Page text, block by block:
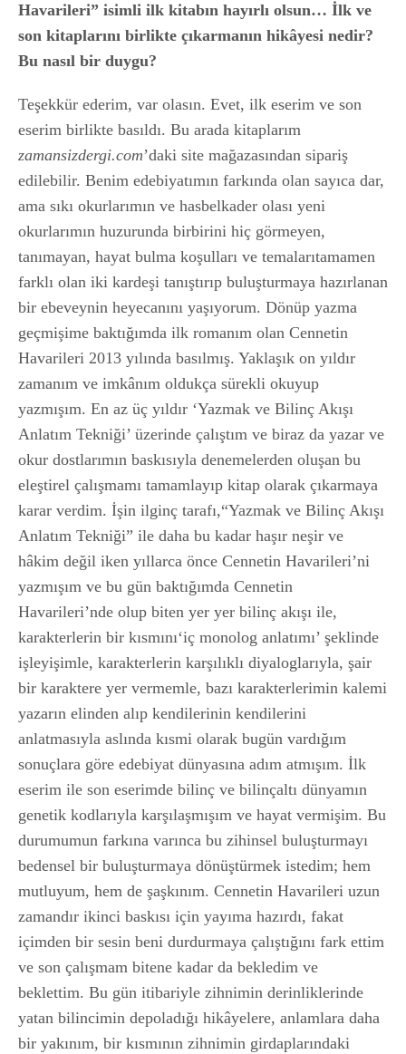
Havarileri” isimli ilk kitabın hayırlı olsun… İlk ve
son kitaplarını birlikte çıkarmanın hikâyesi nedir?
Bu nasıl bir duygu?
Teşekkür ederim, var olasın. Evet, ilk eserim ve son
eserim birlikte basıldı. Bu arada kitaplarım
zamansizdergi.com’daki site mağazasından sipariş
edilebilir. Benim edebiyatımın farkında olan sayıca dar,
ama sıkı okurlarımın ve hasbelkader olası yeni
okurlarımın huzurunda birbirini hiç görmeyen,
tanımayan, hayat bulma koşulları ve temalarıtamamen
farklı olan iki kardeşi tanıştırıp buluşturmaya hazırlanan
bir ebeveynin heyecanını yaşıyorum. Dönüp yazma
geçmişime baktığımda ilk romanım olan Cennetin
Havarileri 2013 yılında basılmış. Yaklaşık on yıldır
zamanım ve imkânım oldukça sürekli okuyup
yazmışım. En az üç yıldır ‘Yazmak ve Bilinç Akışı
Anlatım Tekniği’ üzerinde çalıştım ve biraz da yazar ve
okur dostlarımın baskısıyla denemelerden oluşan bu
eleştirel çalışmamı tamamlayıp kitap olarak çıkarmaya
karar verdim. İşin ilginç tarafı,“Yazmak ve Bilinç Akışı
Anlatım Tekniği” ile daha bu kadar haşır neşir ve
hâkim değil iken yıllarca önce Cennetin Havarileri’ni
yazmışım ve bu gün baktığımda Cennetin
Havarileri’nde olup biten yer yer bilinç akışı ile,
karakterlerin bir kısmını‘iç monolog anlatımı’ şeklinde
işleyişimle, karakterlerin karşılıklı diyaloglarıyla, şair
bir karaktere yer vermemle, bazı karakterlerimin kalemi
yazarın elinden alıp kendilerinin kendilerini
anlatmasıyla aslında kısmi olarak bugün vardığım
sonuçlara göre edebiyat dünyasına adım atmışım. İlk
eserim ile son eserimde bilinç ve bilinçaltı dünyamın
genetik kodlarıyla karşılaşmışım ve hayat vermişim. Bu
durumumun farkına varınca bu zihinsel buluşturmayı
bedensel bir buluşturmaya dönüştürmek istedim; hem
mutluyum, hem de şaşkınım. Cennetin Havarileri uzun
zamandır ikinci baskısı için yayıma hazırdı, fakat
içimden bir sesin beni durdurmaya çalıştığını fark ettim
ve son çalışmam bitene kadar da bekledim ve
beklettim. Bu gün itibariyle zihnimin derinliklerinde
yatan bilincimin depoladığı hikâyelere, anlamlara daha
bir yakınım, bir kısmının zihnimin girdaplarındaki